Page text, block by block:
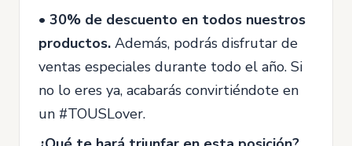
• 30% de descuento en todos nuestros
productos. Además, podrás disfrutar de
ventas especiales durante todo el año. Si
no lo eres ya, acabarás convirtiéndote en
un #TOUSLover.